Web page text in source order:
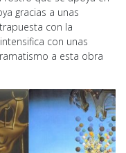
gracias a unas
con la
con unas
a esta obra